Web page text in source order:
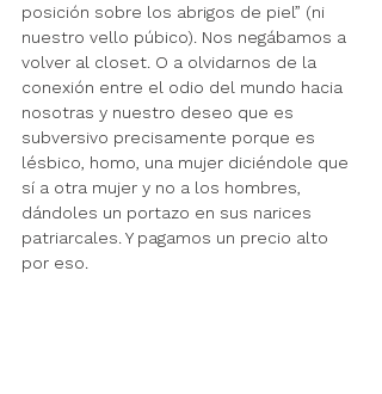
posición sobre los abrigos de piel” (ni
nuestro vello púbico). Nos negábamos a
volver al closet. O a olvidarnos de la
conexión entre el odio del mundo hacia
nosotras y nuestro deseo que es
subversivo precisamente porque es
lésbico, homo, una mujer diciéndole que
sí a otra mujer y no a los hombres,
dándoles un portazo en sus narices
patriarcales. Y pagamos un precio alto
por eso.